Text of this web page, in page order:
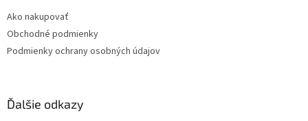
Ako nakupovať
Obchodné podmienky
Podmienky ochrany osobných údajov
Ďalšie odkazy